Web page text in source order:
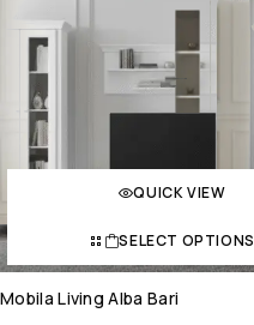
QUICK VIEW
SELECT OPTIONS
Mobila Living Alba Bari